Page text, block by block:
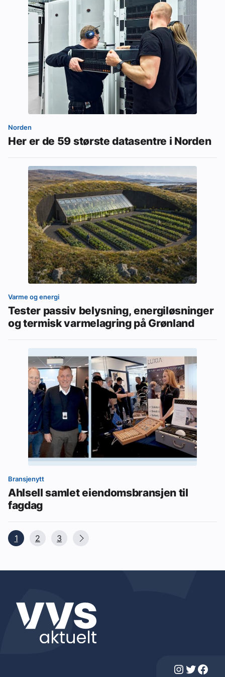
Norden
Her er de 59 største datasentre i Norden
Varme og energi
Tester passiv belysning, energiløsninger
og termisk varmelagring på Grønland
Bransjenytt
Ahlsell samlet eiendomsbransjen til
fagdag
1 2 3
Instagram Twitter Facebook